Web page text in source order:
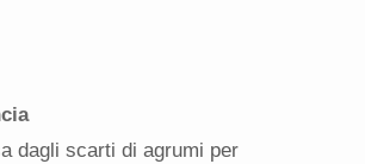
dagli scarti di agrumi per